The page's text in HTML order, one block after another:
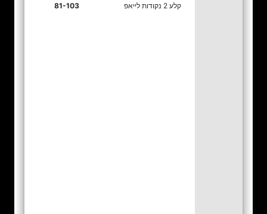
קלע 2 נקודות לייאפ
81-103